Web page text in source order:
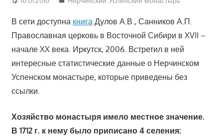
В сети доступна книга Дулов А.В., Санников А.П.
Православная церковь в Восточной Сибири в XVII –
начале XX века. Иркутск, 2006. Встретил в ней
интересные статистические данные о Нерчинском
Успенском монастыре, которые приведены без
ссылки.
Хозяйство монастыря имело местное значение.
В 1712 г. к нему было приписано 4 селения: